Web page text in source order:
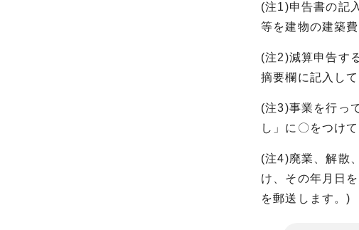
(注1)申告書の記
等を建物の建築
(注2)減算申告す
摘要欄に記入して
(注3)事業を行っ
し」に〇をつけ
(注4)廃業、解
け、その年月日
を郵送します。)